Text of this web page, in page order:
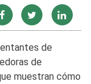
de
de
muestran cómo